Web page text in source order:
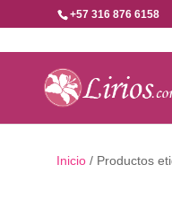
+57 316 876 6158
Inicio/ Productos